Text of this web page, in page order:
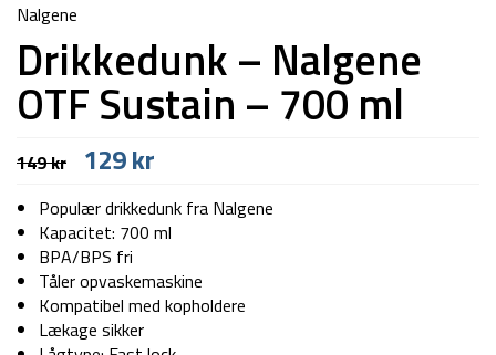
Nalgene
Drikkedunk – Nalgene
OTF Sustain – 700 ml
149kr Den
oprindelige
pris
var:
149 kr.
129kr
pris
er:
Populær drikkedunk fra Nalgene
Kapacitet: 700 ml
BPA/BPS fri
Tåler opvaskemaskine
Kompatibel med kopholdere
Lækage sikker